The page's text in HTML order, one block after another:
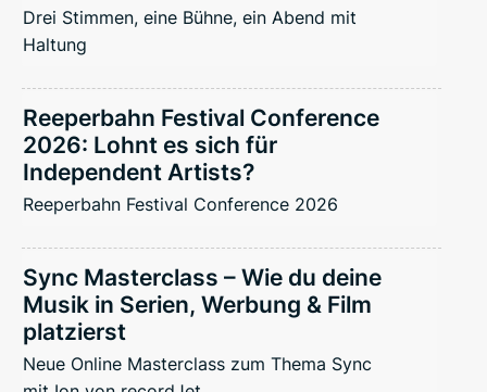
Drei Stimmen, eine Bühne, ein Abend mit
Haltung
Reeperbahn Festival Conference
2026: Lohnt es sich für
Independent Artists?
Reeperbahn Festival Conference 2026
Sync Masterclass – Wie du deine
Musik in Serien, Werbung & Film
platzierst
Neue Online Masterclass zum Thema Sync